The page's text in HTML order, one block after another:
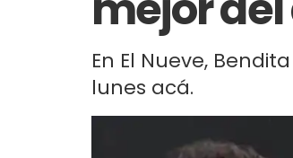
En El Nueve,
lunes acá.